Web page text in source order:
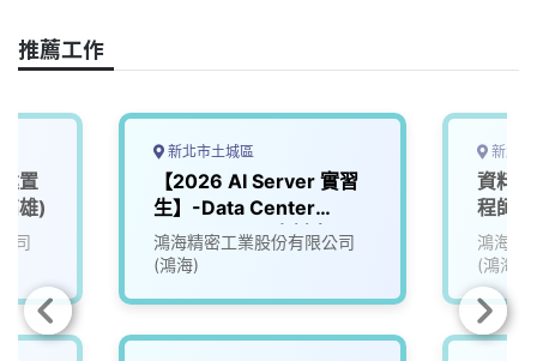
o
k
n
k
推薦工作
置
雄)
司
新北市土城區
【2026 AI Server 實習
生】-Data Center
Engineering 資料中心工
程師 實習生 (土城)
鴻海精密工業股份有限公司
(鴻海)
新北
資料
程師
鴻海精
(鴻海)